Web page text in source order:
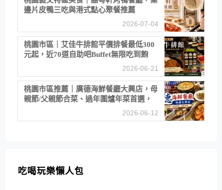
邊片皮鴨三吃與港式點心聚餐推薦
2026-07-04
桃園市區｜艾佳牛排館平價排餐最低300
元起，近70道自助吧Buffet無限吃到飽
2026-06-21
桃園市區推薦｜廣德海鮮餐廳大興店，母
親節/父親節合菜、過年圍爐年菜首選，
2026-06-12
吃喝玩樂懶人包